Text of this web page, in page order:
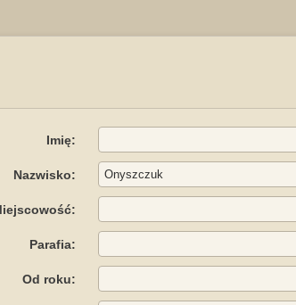
Imię:
Nazwisko:
Parafia:
Od roku: